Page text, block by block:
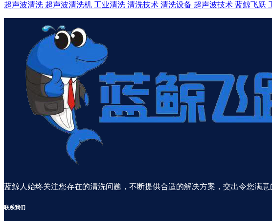
超声波清洗 超声波清洗机 工业清洗 清洗技术 清洗设备 超声波技术 蓝鲸飞跃
蓝鲸人始终关注您存在的清洗问题，不断提供合适的解决方案，交出令您满
联系我们